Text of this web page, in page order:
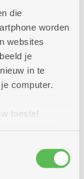
die
worden
websites
je
in te
computer.
toestel
Sommige
die een
spelen we